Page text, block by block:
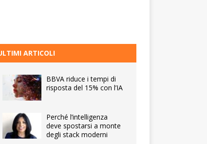
ARTICOLI
BBVA riduce i tempi di
risposta del 15% con l’IA
Perché l’intelligenza
deve spostarsi a monte
degli stack moderni